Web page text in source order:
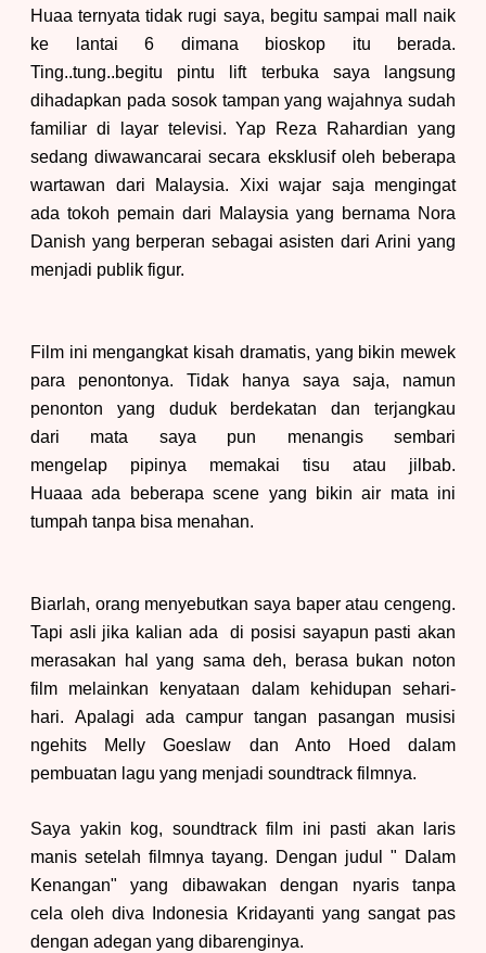
Huaa ternyatatidak rugi saya, begitu sampai mall naik
ke lantai 6 dimana bioskop itu berada.
Ting..tung..begitu pintu lift terbuka saya langsung
dihadapkan pada sosok tampan yang wajahnya sudah
familiar di layar televisi. Yap Reza Rahardian yang
sedang diwawancarai secara eksklusif oleh beberapa
wartawan dari Malaysia. Xixi wajar saja mengingat
ada tokoh pemain dari Malaysia yang bernama Nora
Danish yang berperan sebagaiasisten dari Arini yang
menjadi publik figur.
Film ini mengangkat kisah dramatis, yang bikin mewek
para penontonya. Tidak hanya saya saja, namun
penonton yang duduk berdekatan dan terjangkau
dari mata saya pun menangis sembari
mengelap pipinya memakai tisu atau jilbab.
Huaaa ada beberapa scene yang bikin air mata ini
tumpah tanpa bisa menahan.
Biarlah, orang menyebutkan saya baper atau cengeng.
Tapi asli jika kalian ada di posisi sayapun pasti akan
merasakan hal yang sama deh, berasa bukan noton
film melainkan kenyataan dalam kehidupan sehari-
hari. Apalagi ada campur tangan pasangan musisi
ngehits Melly Goeslaw dan Anto Hoed dalam
pembuatan lagu yang menjadi soundtrack filmnya.
Saya yakin kog, soundtrack film ini pasti akan laris
manis setelah filmnya tayang. Dengan judul " Dalam
Kenangan" yang dibawakan dengan nyaris tanpa
cela oleh diva Indonesia Kridayanti yang sangat pas
dengan adegan yang dibarenginya.